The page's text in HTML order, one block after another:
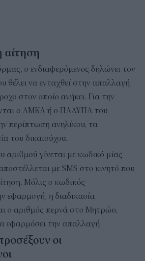
αίτηση
ο ενδιαφερόμενος δηλώνει τον
θέλει να ενταχθεί στην απαλλαγή,
στον οποίο ανήκει. Για την
ο ΑΜΚΑ ή ο ΠΑΑΥΠΑ του
περίπτωση ανηλίκου, τα
του δικαιούχου.
αριθμού γίνεται με κωδικό μίας
με SMS στο κινητό που
Μόλις ο κωδικός
εφαρμογή, η διαδικασία
ο αριθμός περνά στο Μητρώο,
εφαρμόσει την απαλλαγή.
οι